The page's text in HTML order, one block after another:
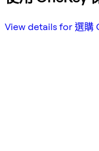
View details for 選購